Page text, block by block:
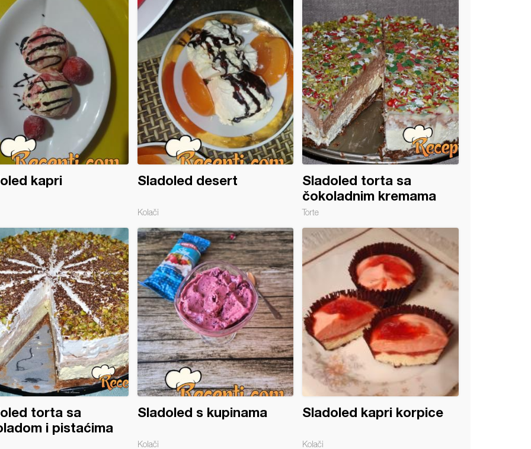
kapri Sladoled desert
Kolači
Sladoled torta sa
čokoladnim kremama
Torte
torta sa
i pistaćima
Sladoled s kupinama
Kolači
Sladoled kapri korpice
Kolači